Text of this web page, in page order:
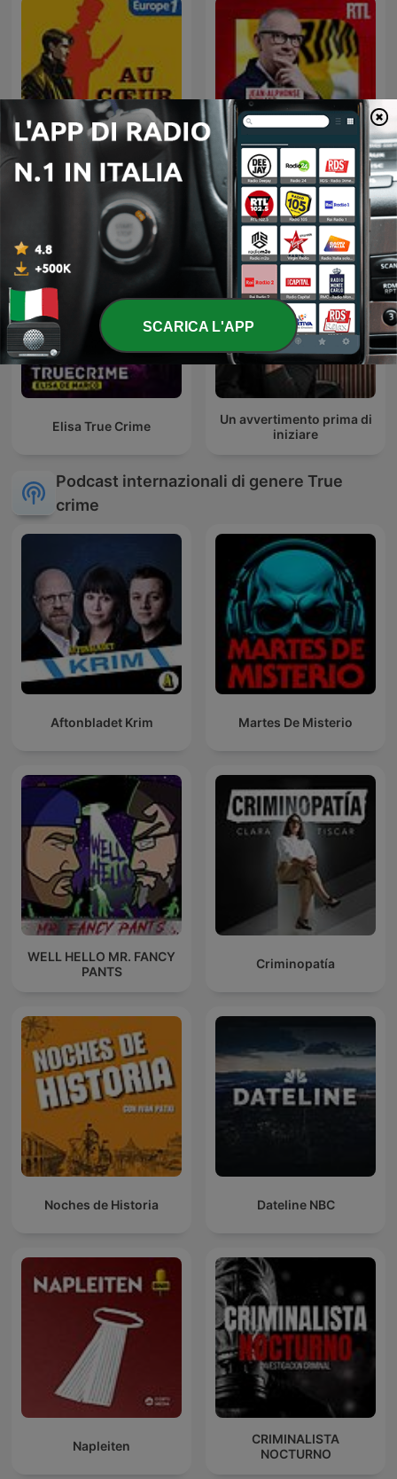
Au Coeur du Crime L'Heure Du Crime
Elisa True Crime
Un avvertimento prima di
iniziare
Podcast internazionali di genere True
crime
Aftonbladet Krim Martes De Misterio
WELL HELLO MR. FANCY
PANTS
Criminopatía
Noches de Historia Dateline NBC
Napleiten
CRIMINALISTA
NOCTURNO
SCARICA L'APP